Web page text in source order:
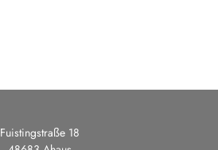
Fuistingstraße 18